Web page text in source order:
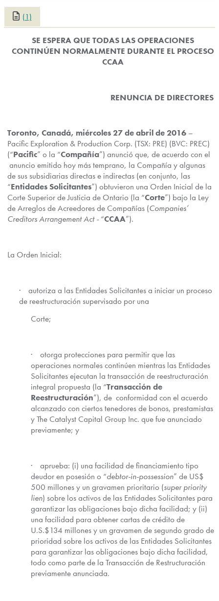
(1)
SE ESPERA QUE TODAS LAS OPERACIONES
CONTINÚEN NORMALMENTE DURANTE EL PROCESO
CCAA
RENUNCIA DE DIRECTORES
Toronto, Canadá, miércoles 27 de abril de 2016 –
Pacific Exploration & Production Corp. (TSX: PRE) (BVC: PREC)
(“Pacific” o la “Compañía”) anunció que, de acuerdo con el
anuncio emitido hoy más temprano, la Compañía y algunas
de sus subsidiarias directas e indirectas (en conjunto, las
“Entidades Solicitantes”) obtuvieron una Orden Inicial de la
Corte Superior de Justicia de Ontario (la “Corte”) bajo la Ley
de Arreglos de Acreedores de Compañías (Companies’
Creditors Arrangement Act - “CCAA”).
La Orden Inicial:
· autoriza a las Entidades Solicitantes a iniciar un proceso
de reestructuración supervisado por una
Corte;
· otorga protecciones para permitir que las
operaciones normales continúen mientras las Entidades
Solicitantes ejecutan la transacción de reestructuración
integral propuesta (la “Transacción de
Reestructuración”), de conformidad con el acuerdo
alcanzado con ciertos tenedores de bonos, prestamistas
y The Catalyst Capital Group Inc. que fue anunciado
previamente; y
· aprueba: (i) una facilidad de financiamiento tipo
deudor en posesión o “debtor-in-possession” de US$
500 millones y un gravamen prioritario (super priority
lien) sobre los activos de las Entidades Solicitantes para
garantizar las obligaciones bajo dicha facilidad; y (ii)
una facilidad para obtener cartas de crédito de
U.S.$134 millones y un gravamen de segundo grado de
prioridad sobre los activos de las Entidades Solicitantes
para garantizar las obligaciones bajo dicha facilidad,
todo como parte de la Transacción de Restructuración
previamente anunciada.